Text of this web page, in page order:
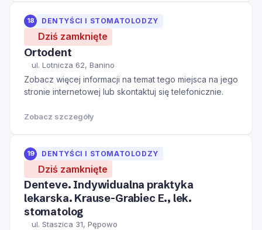
18 DENTYŚCI I STOMATOLODZY
Dziś zamknięte
Ortodent
ul. Lotnicza 62, Banino
Zobacz więcej informacji na temat tego miejsca na jego
stronie internetowej lub skontaktuj się telefonicznie.
Zobacz szczegóły
19 DENTYŚCI I STOMATOLODZY
Dziś zamknięte
Denteve. Indywidualna praktyka
lekarska. Krause-Grabiec E., lek.
stomatolog
ul. Staszica 31, Pępowo